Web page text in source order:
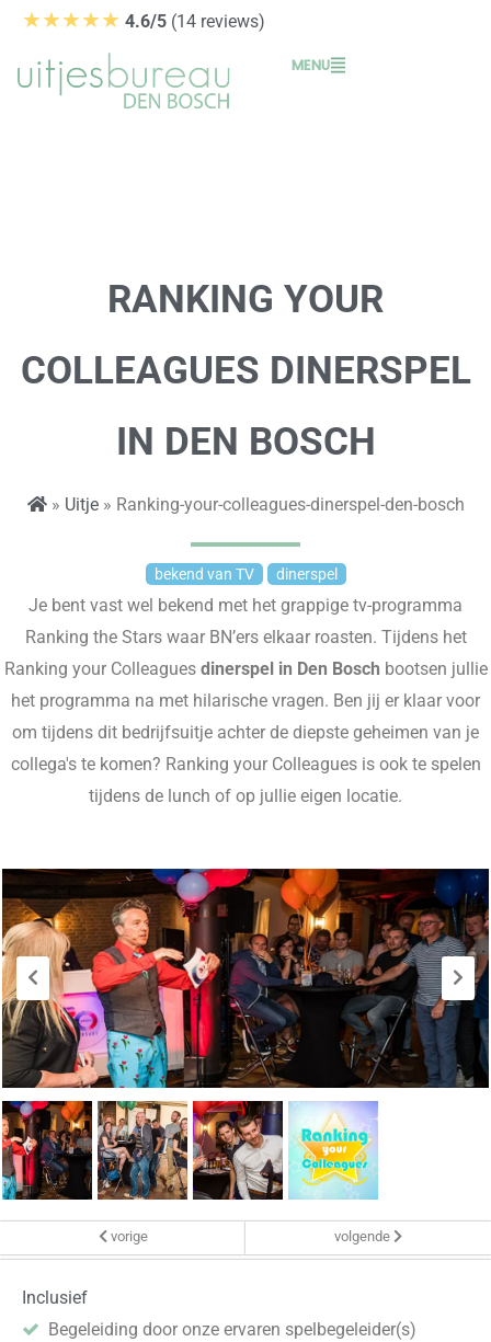
★★★★★ 4.6/5 (14 reviews)
MENU
RANKING YOUR
COLLEAGUES DINERSPEL
IN DEN BOSCH
» Uitje» Ranking-your-colleagues-dinerspel-den-bosch
bekend van TV dinerspel
Je bent vast wel bekend met het grappige tv-programma
Ranking theStars waar BN’ers elkaar roasten. Tijdens het
Ranking your Colleaguesdinerspel in Den Bosch bootsen jullie
het programma na met hilarische vragen. Ben jij er klaar voor
om tijdens dit bedrijfsuitje achter de diepste geheimen van je
collega's te komen? Ranking your Colleagues is ook te spelen
tijdens de lunch of op jullie eigen locatie.
vorige volgende
Inclusief
Begeleiding door onze ervaren spelbegeleider(s)